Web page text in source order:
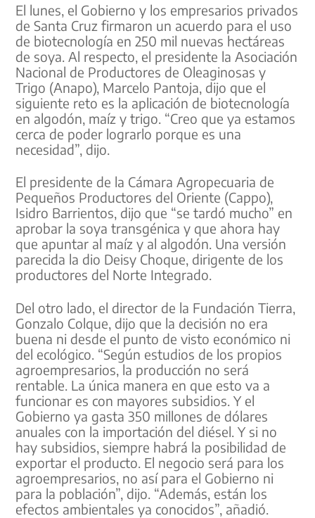
El lunes, el Gobierno y los empresarios privados
de Santa Cruz firmaron un acuerdo para el uso
de biotecnología en 250 mil nuevas hectáreas
de soya. Al respecto, el presidente la Asociación
Nacional de Productores de Oleaginosas y
Trigo (Anapo), Marcelo Pantoja, dijo que el
siguiente reto es la aplicación de biotecnología
en algodón, maíz y trigo. “Creo que ya estamos
cerca de poder lograrlo porque es una
necesidad”, dijo.
El presidente de la Cámara Agropecuaria de
Pequeños Productores del Oriente (Cappo),
Isidro Barrientos, dijo que “se tardó mucho” en
aprobar la soya transgénica y que ahora hay
que apuntar al maíz y al algodón. Una versión
parecida la dio Deisy Choque, dirigente de los
productores del Norte Integrado.
Del otro lado, el director de la Fundación Tierra,
Gonzalo Colque, dijo que la decisión no era
buena ni desde el punto de visto económico ni
del ecológico. “Según estudios de los propios
agroempresarios, la producción no será
rentable. La única manera en que esto va a
funcionar es con mayores subsidios. Y el
Gobierno ya gasta 350 millones de dólares
anuales con la importación del diésel. Y si no
hay subsidios, siempre habrá la posibilidad de
exportar el producto. El negocio será para los
agroempresarios, no así para el Gobierno ni
para la población”, dijo. “Además, están los
efectos ambientales ya conocidos”, añadió.